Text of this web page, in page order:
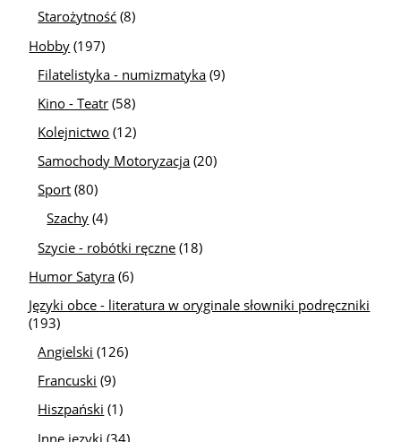
Starożytność (8)
Hobby (197)
Filatelistyka - numizmatyka (9)
Kino - Teatr (58)
Kolejnictwo (12)
Samochody Motoryzacja (20)
Sport (80)
Szachy (4)
Szycie - robótki ręczne (18)
Humor Satyra (6)
Języki obce - literatura w oryginale słowniki podręczniki
(193)
Angielski (126)
Francuski (9)
Hiszpański (1)
Inne języki (34)